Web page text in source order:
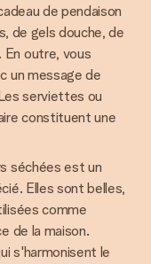
de pendaison
de gels douche, de
En outre, vous
un message de
serviettes ou
constituent une
séchées est un
Elles sont belles,
comme
de la maison.
s'harmonisent le